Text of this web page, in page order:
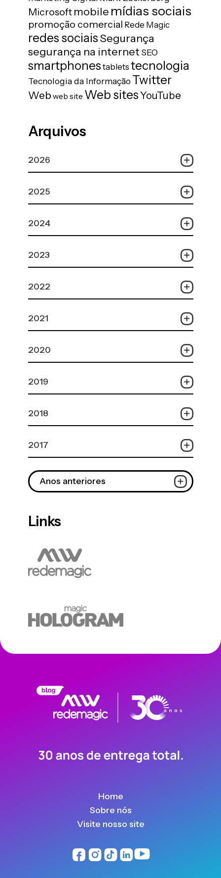
Microsoft mobile mídias sociais
promoção comercial Rede Magic
redes sociaisSegurança
segurança na internet SEO
smartphones tablets tecnologia
Tecnologia da Informação Twitter
Web web site Web sitesYouTube
Arquivos
2026
2025
2024
2023
2022
2021
2020
2019
2018
2017
Anos anteriores
Links
Home
Sobre nós
Visite nosso site